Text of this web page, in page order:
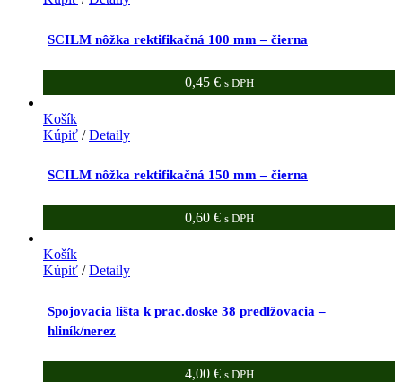
SCILM nôžka rektifikačná 100 mm – čierna
0,45 € s DPH
Košík
Kúpiť /Detaily
SCILM nôžka rektifikačná 150 mm – čierna
0,60 € s DPH
Košík
Kúpiť /Detaily
Spojovacia lišta k prac.doske 38 predlžovacia –
hliník/nerez
4,00 € s DPH